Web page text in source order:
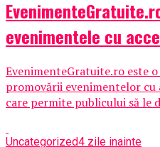
evenimentele cu
EvenimenteGratuite.ro este
promovării evenimentelor cu
care permite publicului să le
Uncategorized4 zile inainte